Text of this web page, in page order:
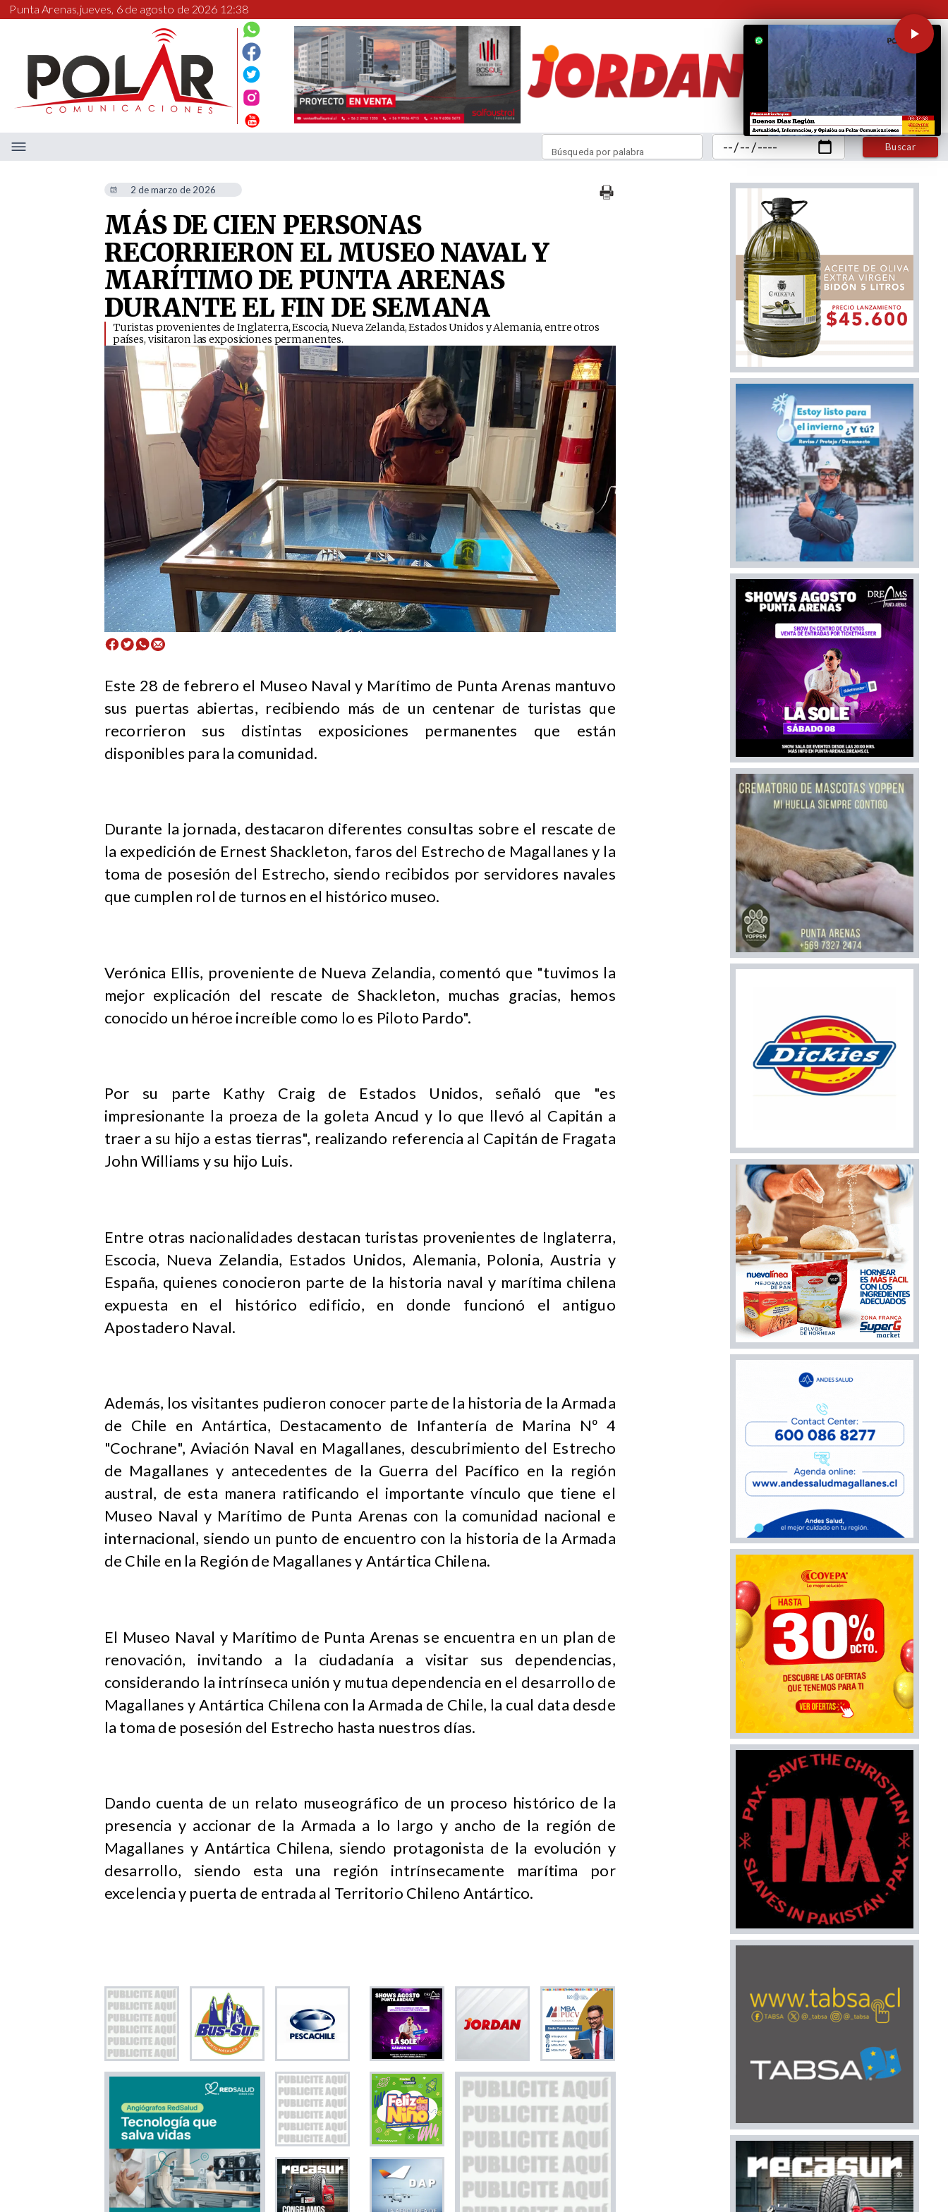
Punta Arenas,jueves, 6 de agosto de 2026 12:38
Buscar
Búsqueda por palabra
2 de marzo de 2026
MÁS DE CIEN PERSONAS
RECORRIERON EL MUSEO NAVAL Y
MARÍTIMO DE PUNTA ARENAS
DURANTE EL FIN DE SEMANA
​Turistas provenientes de Inglaterra, Escocia, Nueva Zelanda, Estados Unidos y Alemania, entre otros
países, visitaron las exposiciones permanentes.
Este 28 de febrero el Museo Naval y Marítimo de Punta Arenas mantuvo
sus puertas abiertas, recibiendo más de un centenar de turistas que
recorrieron sus distintas exposiciones permanentes que están
disponibles para la comunidad.
Durante la jornada, destacaron diferentes consultas sobre el rescate de
la expedición de Ernest Shackleton, faros del Estrecho de Magallanes y la
toma de posesión del Estrecho, siendo recibidos por servidores navales
que cumplen rol de turnos en el histórico museo.
Verónica Ellis, proveniente de Nueva Zelandia, comentó que "tuvimos la
mejor explicación del rescate de Shackleton, muchas gracias, hemos
conocido un héroe increíble como lo es Piloto Pardo".
Por su parte Kathy Craig de Estados Unidos, señaló que "es
impresionante la proeza de la goleta Ancud y lo que llevó al Capitán a
traer a su hijo a estas tierras", realizando referencia al Capitán de Fragata
John Williams y su hijo Luis.
Entre otras nacionalidades destacan turistas provenientes de Inglaterra,
Escocia, Nueva Zelandia, Estados Unidos, Alemania, Polonia, Austria y
España, quienes conocieron parte de la historia naval y marítima chilena
expuesta en el histórico edificio, en donde funcionó el antiguo
Apostadero Naval.
Además, los visitantes pudieron conocer parte de la historia de la Armada
de Chile en Antártica, Destacamento de Infantería de Marina Nº 4
"Cochrane", Aviación Naval en Magallanes, descubrimiento del Estrecho
de Magallanes y antecedentes de la Guerra del Pacífico en la región
austral, de esta manera ratificando el importante vínculo que tiene el
Museo Naval y Marítimo de Punta Arenas con la comunidad nacional e
internacional, siendo un punto de encuentro con la historia de la Armada
de Chile en la Región de Magallanes y Antártica Chilena.
El Museo Naval y Marítimo de Punta Arenas se encuentra en un plan de
renovación, invitando a la ciudadanía a visitar sus dependencias,
considerando la intrínseca unión y mutua dependencia en el desarrollo de
Magallanes y Antártica Chilena con la Armada de Chile, la cual data desde
la toma de posesión del Estrecho hasta nuestros días.
Dando cuenta de un relato museográfico de un proceso histórico de la
presencia y accionar de la Armada a lo largo y ancho de la región de
Magallanes y Antártica Chilena, siendo protagonista de la evolución y
desarrollo, siendo esta una región intrínsecamente marítima por
excelencia y puerta de entrada al Territorio Chileno Antártico.